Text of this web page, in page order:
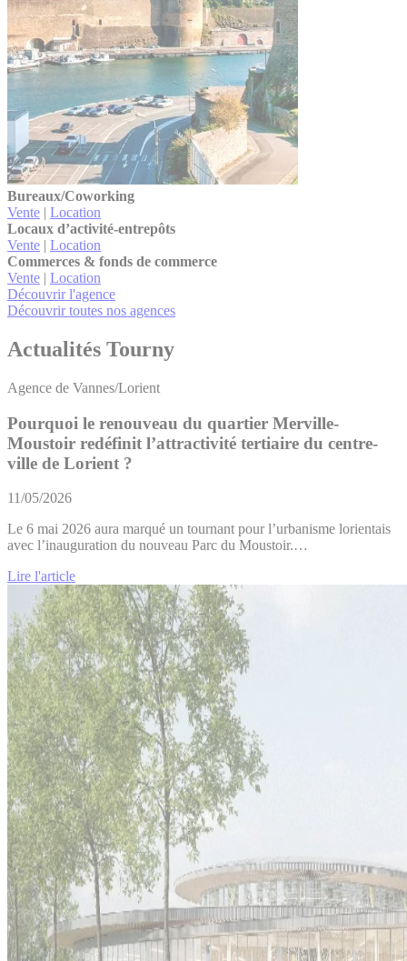
Bureaux/Coworking
Vente | Location
Locaux d’activité-entrepôts
Vente | Location
Commerces & fonds de commerce
Vente | Location
Découvrir l'agence
Découvrir toutes nos agences
Actualités Tourny
Agence de Vannes/Lorient
Pourquoi le renouveau du quartier Merville-
Moustoir redéfinit l’attractivité tertiaire du centre-
ville de Lorient ?
11/05/2026
Le 6 mai 2026 aura marqué un tournant pour l’urbanisme lorientais
avec l’inauguration du nouveau Parc du Moustoir.…
Lire l'article